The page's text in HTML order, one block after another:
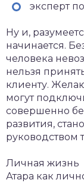
эксперт
Ну и,
начинается.
человека
нельзя
клиенту.
могут
совершенно
развития,
руководством
Личная жизнь
Атара как